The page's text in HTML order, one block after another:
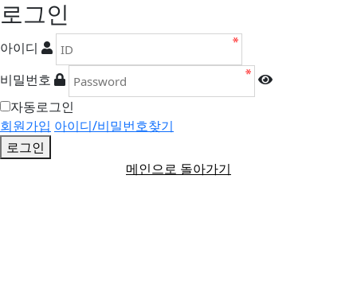
로그인
아이디
비밀번호
자동로그인
회원가입 아이디/비밀번호찾기
로그인
메인으로 돌아가기